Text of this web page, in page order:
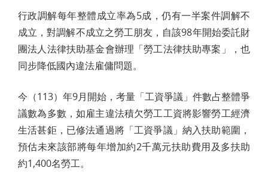
行政調解每年整體成立率為5成，仍有一半案件調解不
成立，對調解不成立之勞工朋友，自該98年開始委託財
團法人法律扶助基金會辦理「勞工法律扶助專案」，也
同步降低國內違法雇傭問題。
今（113）年9月開始，考量「工資爭議」件數占整體爭
議數為多數，如雇主違法積欠勞工工資將影響勞工經濟
生活甚鉅，已修法通過將「工資爭議」納入扶助範圍，
預估未來該部將每年增加約2千萬元扶助費用及多扶助
約1,400名勞工。